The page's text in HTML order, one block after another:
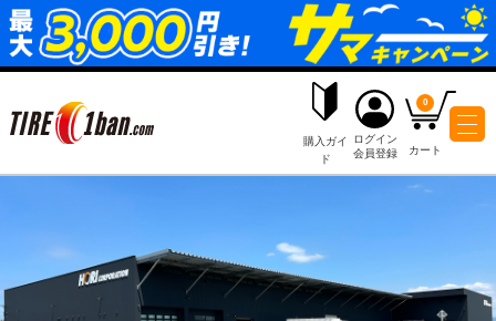
購入ガイ ログイン